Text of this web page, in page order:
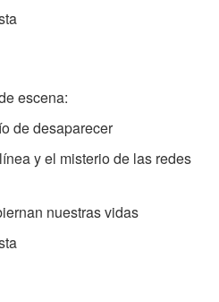
escena:
de desaparecer
y el misterio de las redes
nuestras vidas